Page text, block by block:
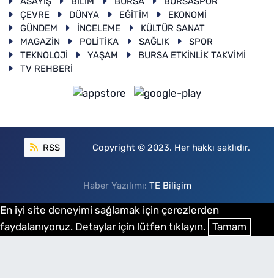
ÇEVRE
DÜNYA EĞİTİM
EKONOMİ
GÜNDEM
İNCELEME
KÜLTÜR SANAT
MAGAZİN
POLİTİKA SAĞLIK
SPOR
TEKNOLOJİ
YAŞAM
BURSA ETKİNLİK TAKVİMİ
TV REHBERİ
RSS Copyright © 2023. Her hakkı saklıdır.
Haber Yazılımı: TE Bilişim
En iyi site deneyimi sağlamak için çerezlerden
faydalanıyoruz. Detaylar için lütfen tıklayın. Tamam